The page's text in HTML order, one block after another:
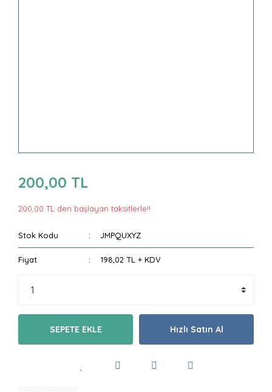
200,00 TL
200,00 TL den başlayan taksitlerle!!
Stok Kodu JMPQUXYZ
Fiyat 198,02 TL + KDV
SEPETE EKLE Hızlı Satın Al